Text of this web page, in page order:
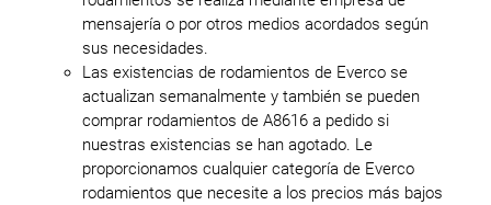
mensajería o por otros medios acordados según
sus necesidades.
Las existencias de rodamientos de Everco se
actualizan semanalmente y también se pueden
comprar rodamientos de A8616 a pedido si
nuestras existencias se han agotado. Le
proporcionamos cualquier categoría de Everco
rodamientos que necesite a los precios más bajos